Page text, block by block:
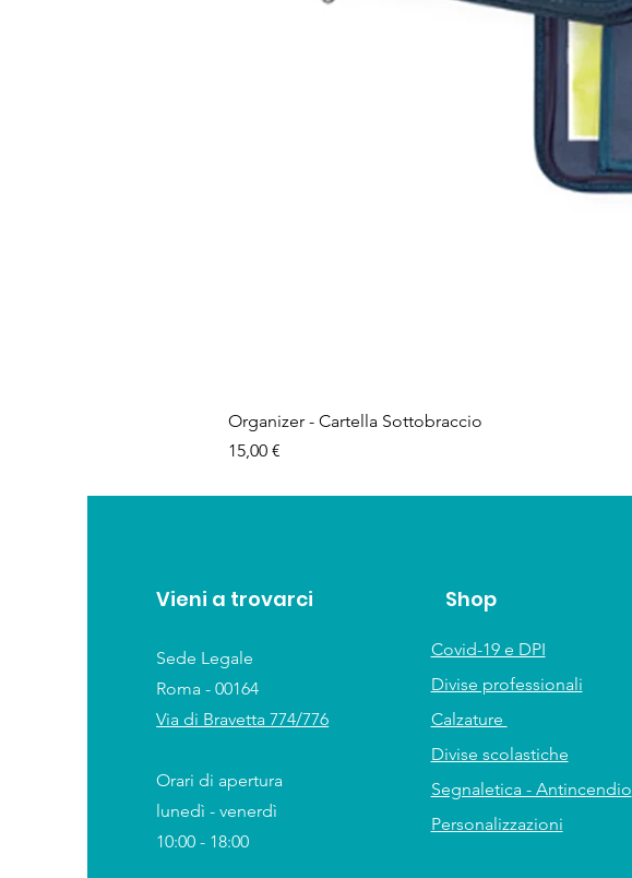
Organizer - Cartella Sottobraccio
Prezzo
15,00 €
Vieni a trovarci
Sede Legale
Roma - 00164
Via di Bravetta 774/776
Orari di apertura
lunedì - venerdì
10:00 - 18:00
Shop
Covid-19 e DPI
Divise professionali
Calzature
Divise scolastiche
Segnaletica - Antincendio
Personalizzazioni